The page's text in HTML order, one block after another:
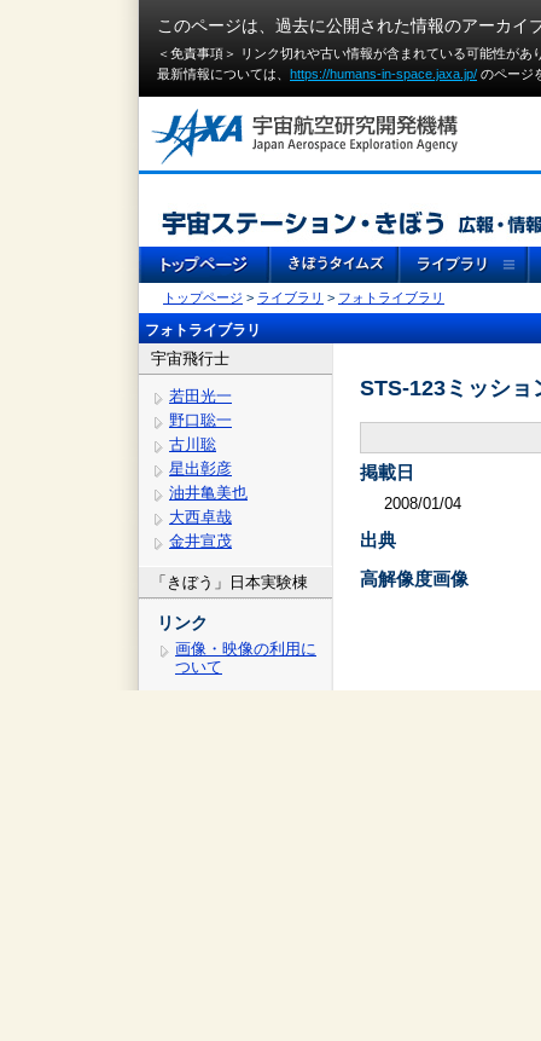
このページは、過去に公開された情報のアーカイ
＜免責事項＞ リンク切れや古い情報が含まれている可能性が
最新情報については、 https://humans-in-space.jaxa.jp/ のページ
トップページ > ライブラリ > フォトライブラリ
フォトライブラリ
宇宙飛行士
若田光一
野口聡一
古川聡
星出彰彦
油井亀美也
大西卓哉
金井宣茂
「きぼう」日本実験棟
リンク
画像・映像の利用に
ついて
STS-123ミッショ
掲載日
2008/01/04
出典
高解像度画像